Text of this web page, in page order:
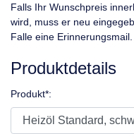
Falls Ihr Wunschpreis
wird, muss er neu
Falle eine Erinnerungsmail.
Produktdetails
Produkt*: